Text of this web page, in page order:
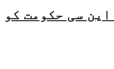
سی حکومت کو